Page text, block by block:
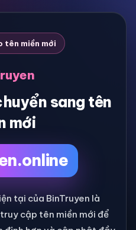
tên miền mới
sang tên
mới
tại của BinTruyen là
cập tên miền mới để